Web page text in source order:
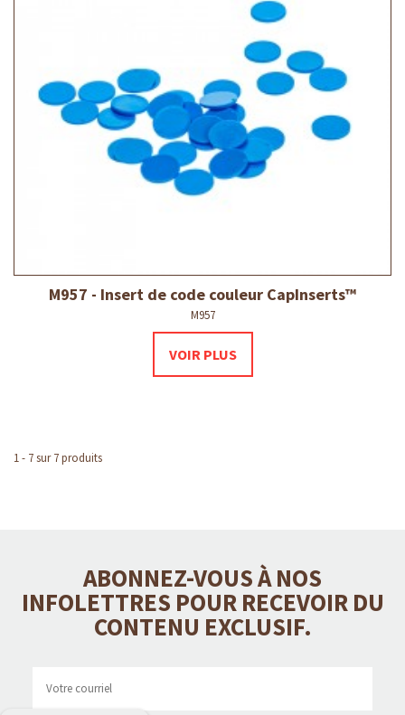
M957 - Insert de code couleur CapInserts™
M957
VOIR PLUS
1 - 7 sur 7 produits
ABONNEZ-VOUS À NOS
INFOLETTRES POUR RECEVOIR DU
CONTENU EXCLUSIF.